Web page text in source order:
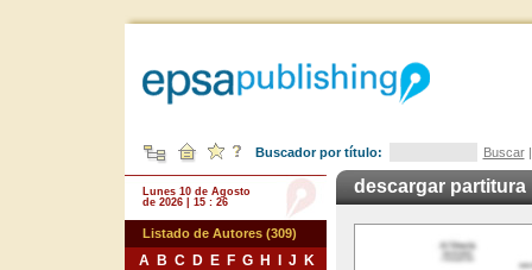
Buscador por título: Buscar
Lunes 10 de Agosto
de 2026 | 15 : 26
Listado de Autores (309)
A B C D E F G H J
K
descargar partitura